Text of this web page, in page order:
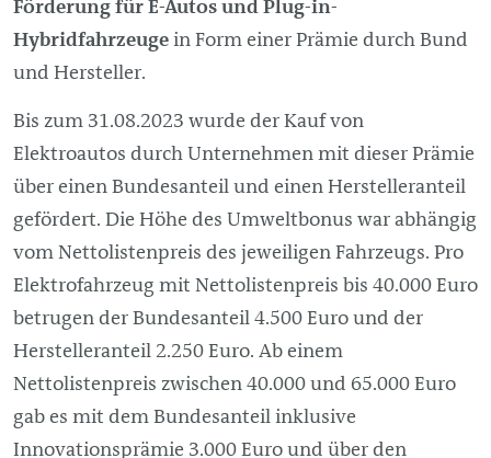
Förderung für E-Autos undPlug-in-
Hybridfahrzeugein Form einer Prämie durch Bund
und Hersteller.
Bis zum 31.08.2023 wurde der Kauf von
Elektroautos durch Unternehmen mit dieser Prämie
über einen Bundesanteil und einen Herstelleranteil
gefördert. Die Höhe des Umweltbonus war abhängig
vom Nettolistenpreis des jeweiligen Fahrzeugs. Pro
Elektrofahrzeug mit Nettolistenpreis bis 40.000 Euro
betrugen der Bundesanteil 4.500 Euro und der
Herstelleranteil 2.250 Euro. Ab einem
Nettolistenpreis zwischen 40.000 und 65.000 Euro
gab es mit dem Bundesanteil inklusive
Innovationsprämie 3.000 Euro und über den